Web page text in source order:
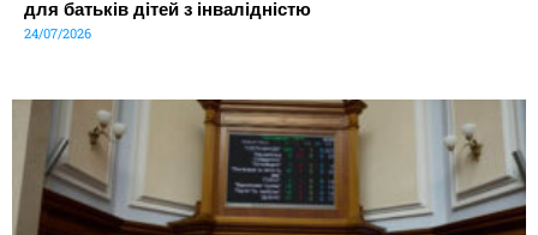
для батьків дітей з інвалідністю
24/07/2026